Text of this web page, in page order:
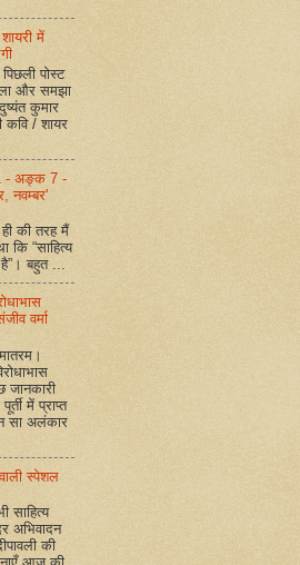
में
पोस्ट
और समझा
कुमार
कवि / शायर
1 - अङ्क 7 -
नवम्बर'
की तरह मैं
कि “साहित्य
बहुत ...
वर्मा
जानकारी
में प्राप्त
सा अलंकार
स्पेशल
साहित्य
अभिवादन
की